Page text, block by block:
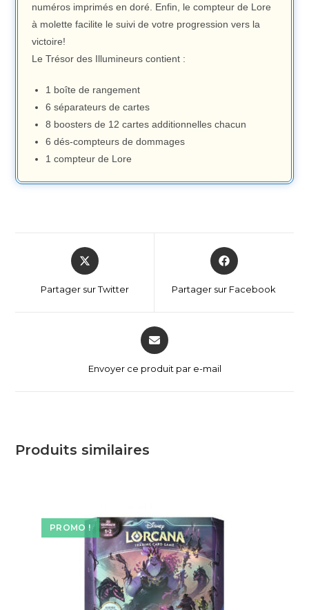
numéros imprimés en doré. Enfin, le compteur de Lore
à molette facilite le suivi de votre progression vers la
victoire!
Le Trésor des Illumineurs contient :
1 boîte de rangement
6 séparateurs de cartes
8 boosters de 12 cartes additionnelles chacun
6 dés-compteurs de dommages
1 compteur de Lore
Partager sur Twitter Partager sur Facebook
Envoyer ce produit par e-mail
Produits similaires
PROMO !